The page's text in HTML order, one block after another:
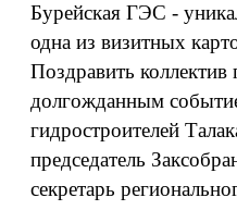
Бурейская ГЭС -
одна из визитных
Поздравить коллектив
долгожданным
гидростроителей
председатель
секретарь